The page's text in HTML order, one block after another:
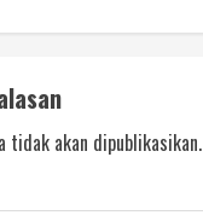
tidak akan dipublikasikan.